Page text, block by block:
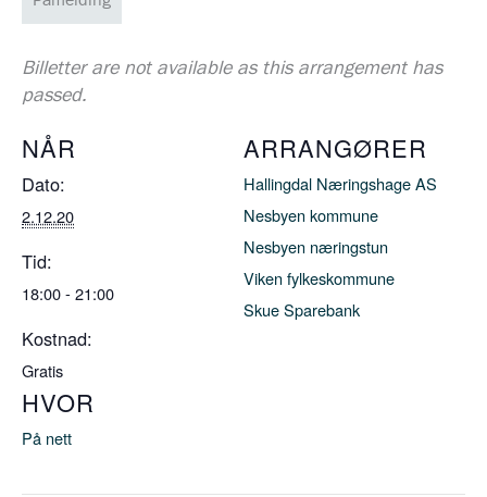
Billetter are not available as this arrangement has
passed.
NÅR
Dato:
2.12.20
Tid:
18:00 - 21:00
Kostnad:
Gratis
HVOR
På nett
ARRANGØRER
Hallingdal Næringshage AS
Nesbyen kommune
Nesbyen næringstun
Viken fylkeskommune
Skue Sparebank